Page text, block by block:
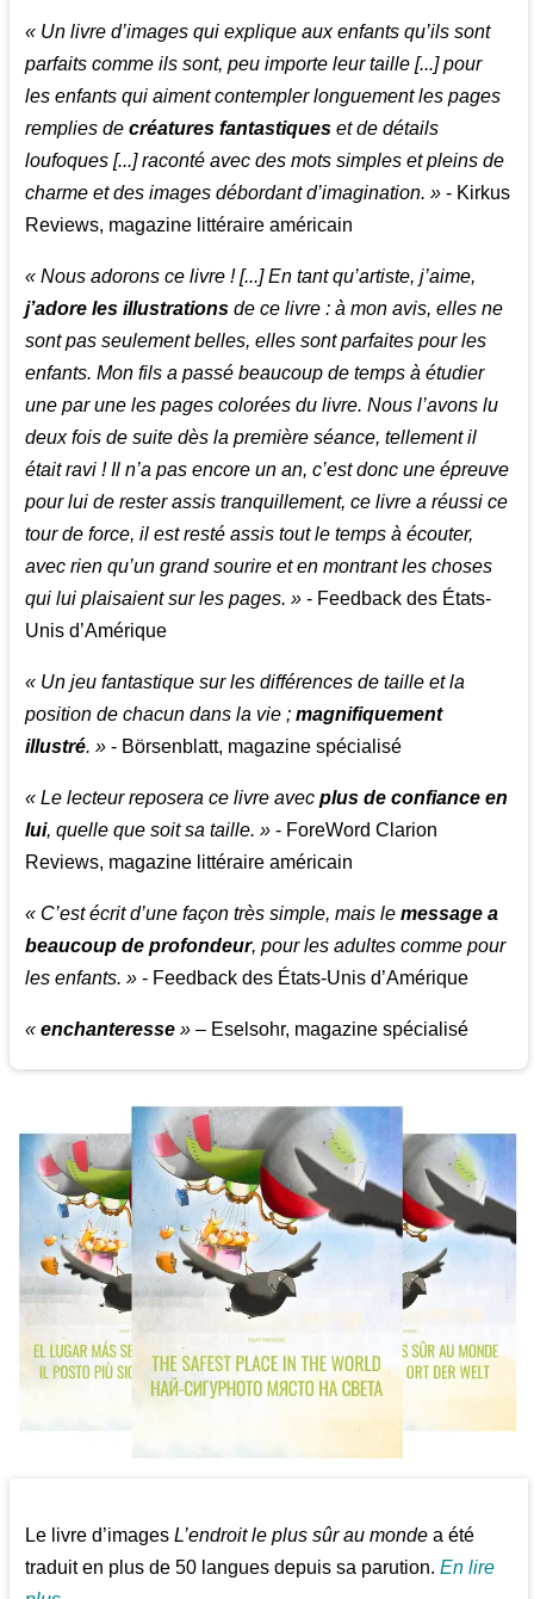
« Un livre d’images qui explique aux enfants qu’ils sont
parfaits comme ils sont, peu importe leur taille [...] pour
les enfants qui aiment contempler longuement les pages
remplies decréatures fantastiques et de détails
loufoques [...] raconté avec des mots simples et pleins de
charme et des images débordant d’imagination. » - Kirkus
Reviews, magazine littéraire américain
« Nous adorons ce livre ! [...] En tant qu’artiste, j’aime,
j’adore les illustrations de ce livre : à mon avis, elles ne
sont pas seulement belles, elles sont parfaites pour les
enfants. Mon fils a passé beaucoup de temps à étudier
une par une les pages colorées du livre. Nous l’avons lu
deux fois de suite dès la première séance, tellement il
était ravi ! Il n’a pas encore un an, c’est donc une épreuve
pour lui de rester assis tranquillement, ce livre a réussi ce
tour de force, il est resté assis tout le temps à écouter,
avec rien qu’un grand sourire et en montrant les choses
qui lui plaisaient sur les pages. » - Feedback des États-
Unis d’Amérique
« Un jeu fantastique sur les différences de taille et la
position de chacun dans la vie ;magnifiquement
illustré. » - Börsenblatt, magazine spécialisé
« Le lecteur reposera ce livre avecplus de confiance en
lui, quelle que soit sa taille. » - ForeWord Clarion
Reviews, magazine littéraire américain
« C’est écrit d’une façon très simple, mais lemessage a
beaucoup de profondeur, pour les adultes comme pour
les enfants. » - Feedback des États-Unis d’Amérique
«enchanteresse » – Eselsohr, magazine spécialisé
Le livre d’imagesL’endroit le plus sûr au monde a été
traduit en plus de 50 langues depuis sa parution.En lire